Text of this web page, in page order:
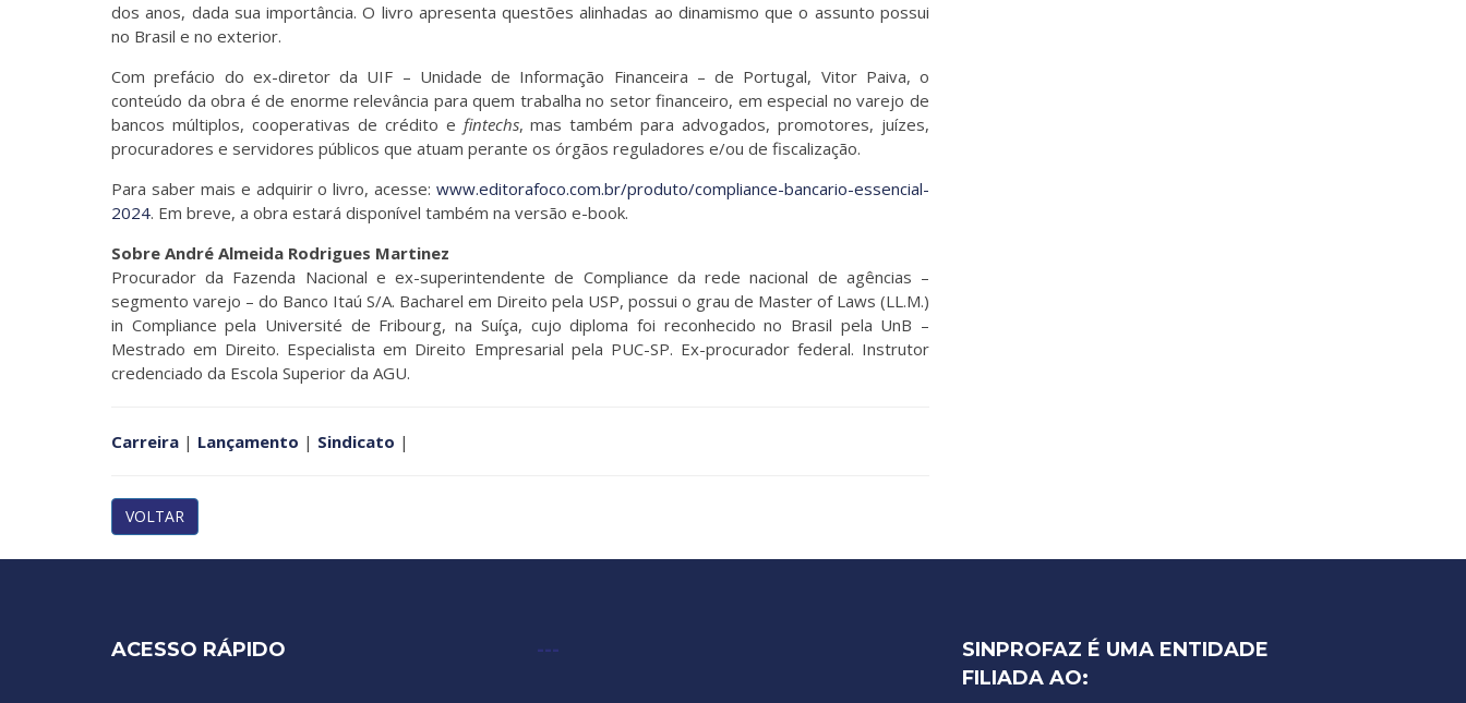
dos anos, dada sua importância. O livro apresenta questões alinhadas ao dinamismo que o assunto possui
no Brasil e no exterior.
Com prefácio do ex-diretor da UIF – Unidade de Informação Financeira – de Portugal, Vitor Paiva, o
conteúdo da obra é de enorme relevância para quem trabalha no setor financeiro, em especial no varejo de
bancos múltiplos, cooperativas de crédito e fintechs, mas também para advogados, promotores, juízes,
procuradores e servidores públicos que atuam perante os órgãos reguladores e/ou de fiscalização.
Para saber mais e adquirir o livro, acesse: www.editorafoco.com.br/produto/compliance-bancario-essencial-
2024. Em breve, a obra estará disponível também na versão e-book.
Sobre André Almeida Rodrigues Martinez
Procurador da Fazenda Nacional e ex-superintendente de Compliance da rede nacional de agências –
segmento varejo – do Banco Itaú S/A. Bacharel em Direito pela USP, possui o grau de Master of Laws (LL.M.)
in Compliance pela Université de Fribourg, na Suíça, cujo diploma foi reconhecido no Brasil pela UnB –
Mestrado em Direito. Especialista em Direito Empresarial pela PUC-SP. Ex-procurador federal. Instrutor
credenciado da Escola Superior da AGU.
Carreira | Lançamento | Sindicato |
VOLTAR
ACESSO RÁPIDO ---
SINPROFAZ É UMA ENTIDADE
FILIADA AO: